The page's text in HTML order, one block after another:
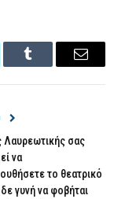
Tumblr Email
σας
να
το θεατρικό
γυνή να φοβήται